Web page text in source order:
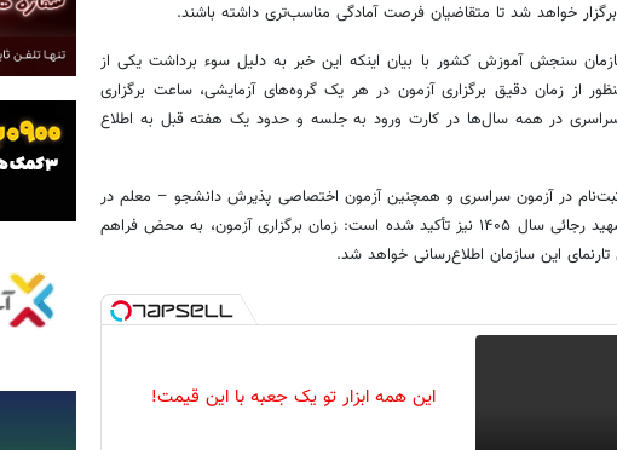
خواهد شد تا متقاضیان فرصت آمادگی مناسب‌تری داشته باشند.
سنجش آموزش کشور با بیان اینکه این خبر به دلیل سوء برداشت یکی از
از زمان دقیق برگزاری آزمون در هر یک گروه‌های آزمایشی، ساعت برگزاری
در همه سال‌ها در کارت ورود به جلسه و حدود یک هفته قبل به اطلاع
در آزمون‌ سراسری‌ ‌و همچنین آزمون اختصاصی پذیرش دانشجو – معلم در
دانشگاه‌های فرهنگیان و تربیت‌دبیر شهید رجائی سال‌ ۱۴۰۵ نیز تأکید شده است: زمان برگزاری آزمون، به محض فراهم
این سازمان اطلاع‌رسانی خواهد شد.
این همه ابزار تو یک جعبه با این قیمت!